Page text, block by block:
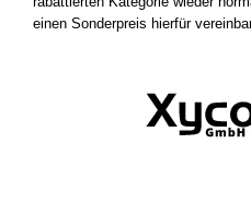
einen Sonderpreis hierfür